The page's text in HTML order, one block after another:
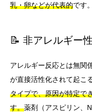
乳・卵などが代表的です。
📝 非アレルギー
アレルギー反応とは無関
が直接活性化されて起こ
タイプで、原因が特定で
す。薬剤（アスピリン、